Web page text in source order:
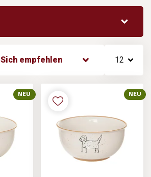
Sich empfehlen 12
NEU NEU